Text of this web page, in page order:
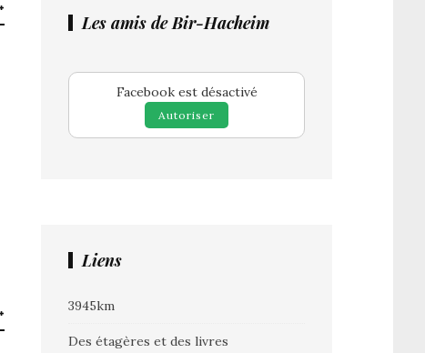
Les amis de Bir-Hacheim
Facebook est désactivé
Autoriser
Liens
3945km
Des étagères et des livres